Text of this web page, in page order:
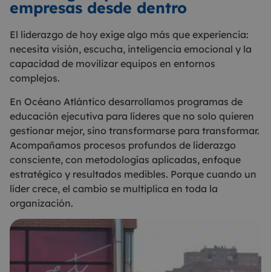
empresas desde dentro
El liderazgo de hoy exige algo más que experiencia:
necesita visión, escucha, inteligencia emocional y la
capacidad de movilizar equipos en entornos
complejos.
En Océano Atlántico desarrollamos programas de
educación ejecutiva para líderes que no solo quieren
gestionar mejor, sino transformarse para transformar.
Acompañamos procesos profundos de liderazgo
consciente, con metodologías aplicadas, enfoque
estratégico y resultados medibles. Porque cuando un
líder crece, el cambio se multiplica en toda la
organización.